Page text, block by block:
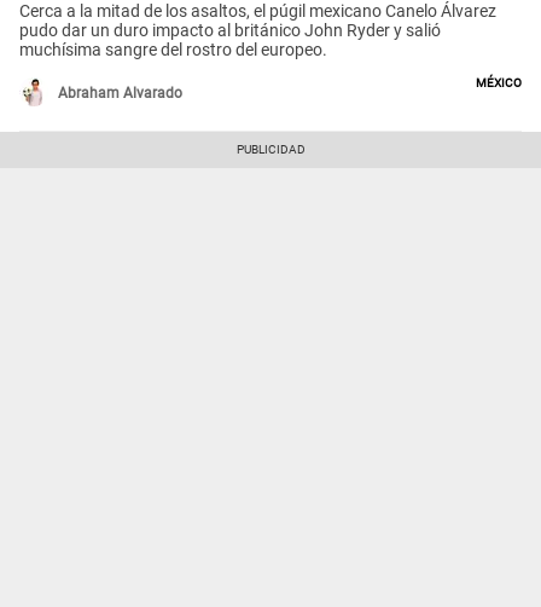
Cerca a la mitad de los asaltos, el púgil mexicano Canelo Álvarez
pudo dar un duro impacto al británico John Ryder y salió
muchísima sangre del rostro del europeo.
Abraham Alvarado
México